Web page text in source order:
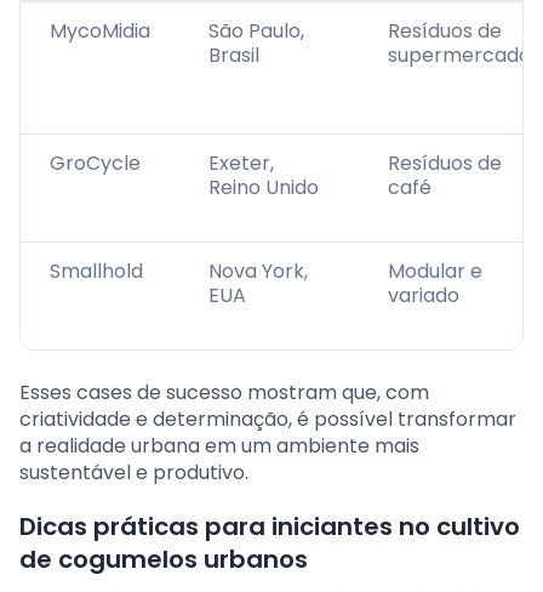
MycoMidia
São Paulo,
Brasil
Resíduos de
supermercados
GroCycle
Exeter,
Reino Unido
Resíduos de
café
Smallhold
Nova York,
EUA
Modular e
variado
Esses cases de sucesso mostram que, com
criatividade e determinação, é possível transformar
a realidade urbana em um ambiente mais
sustentável e produtivo.
Dicas práticas para iniciantes no cultivo
de cogumelos urbanos